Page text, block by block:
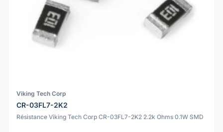
Viking Tech Corp
CR-03FL7-2K2
Résistance Viking Tech Corp CR-03FL7-2K2 2.2k Ohms 0.1W SMD